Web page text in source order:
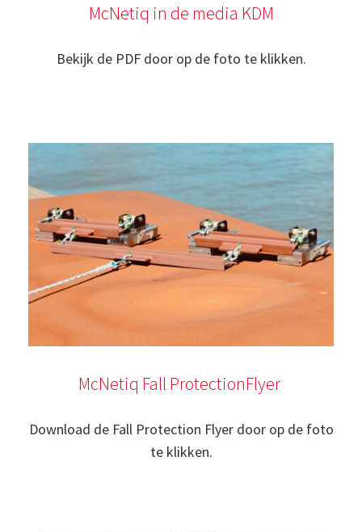
McNetiq in de media KDM
Bekijk de PDF door op de foto te klikken.
McNetiq Fall ProtectionFlyer
Download de Fall Protection Flyer door op de foto
te klikken.